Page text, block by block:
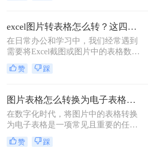
种便捷的方法来实现图片到Excel的快
速转换。那么图片如何转excel呢？本
文将详细介绍几种常用的图片转Excel
的方法，帮助大家提高工作效率。
excel图片转表格怎么转？这四招教你轻松转换！
在日常办公和学习中，我们经常遇到
需要将Excel截图或图片中的表格数据
转换为可编辑的Excel表格格式的情
况。这种转换不仅有助于数据的整理
么excel图片转表格怎么转呢？本文将
详细介绍几种将Excel图片转换为可编
辑表格的方法，帮助您轻松应对这一
需求。
赞 踩
图片表格怎么转换为电子表格？教你3招，轻松搞定！
在数字化时代，将图片中的表格转换
为电子表格是一项常见且重要的任
务。这不仅提高了数据处理的效率，
还减少了手动输入的错误。那么图片
赞 踩